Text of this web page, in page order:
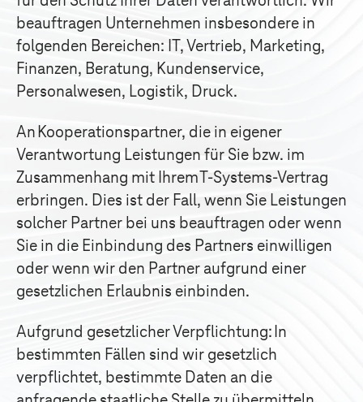
beauftragen Unternehmen insbesondere in
folgenden Bereichen: IT, Vertrieb, Marketing,
Finanzen, Beratung, Kundenservice,
Personalwesen, Logistik, Druck.
An Kooperationspartner, die in eigener
Verantwortung Leistungen für Sie bzw. im
Zusammenhang mit IhremT-Systems-Vertrag
erbringen. Dies ist der Fall, wenn Sie Leistungen
solcher Partner bei uns beauftragen oder wenn
Sie in die Einbindung des Partners einwilligen
oder wenn wir den Partner aufgrund einer
gesetzlichen Erlaubnis einbinden.
Aufgrund gesetzlicher Verpflichtung: In
bestimmten Fällen sind wir gesetzlich
verpflichtet, bestimmte Daten an die